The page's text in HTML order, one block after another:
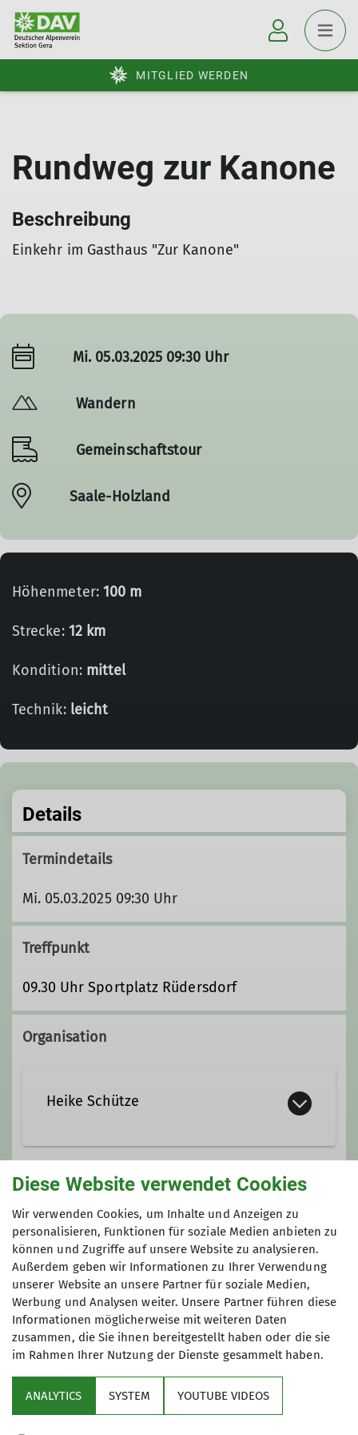
MITGLIED WERDEN
Rundweg zur Kanone
Beschreibung
Einkehr im Gasthaus "Zur Kanone"
Mi. 05.03.2025 09:30 Uhr
Wandern
Gemeinschaftstour
Saale-Holzland
Höhenmeter: 100 m
Strecke: 12 km
Kondition: mittel
Technik: leicht
Details
Termindetails
Mi. 05.03.2025 09:30 Uhr
Treffpunkt
09.30 Uhr Sportplatz Rüdersdorf
Organisation
Heike Schütze
036606 612 80
0152 0486 5786
Ämter
Wanderleiterin
Gruppe
Wandergruppe
Wir wandern in Gera, in der Umgebung
und natürlich auch in den Mittel- und
Hochgebirgen. Unsere Sektion verfügt
über viele aktive Wanderer und über
ein vielfältiges Angebot an
Gemeinschaftswanderungen. Dabei
Sektion
Diese Website verwendet Cookies
Wir verwenden Cookies, um Inhalte und Anzeigen zu
personalisieren, Funktionen für soziale Medien anbieten zu
können und Zugriffe auf unsere Website zu analysieren.
Außerdem geben wir Informationen zu Ihrer Verwendung
unserer Website an unsere Partner für soziale Medien,
Werbung und Analysen weiter. Unsere Partner führen diese
Informationen möglicherweise mit weiteren Daten
zusammen, die Sie ihnen bereitgestellt haben oder die sie
im Rahmen Ihrer Nutzung der Dienste gesammelt haben.
ANALYTICS SYSTEM YOUTUBE VIDEOS